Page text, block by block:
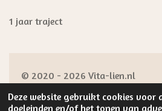
Deze website gebruikt cookies voor
doeleinden en/of het tonen van
1 jaar traject
© 2020 - 2026 Vita-lien.nl